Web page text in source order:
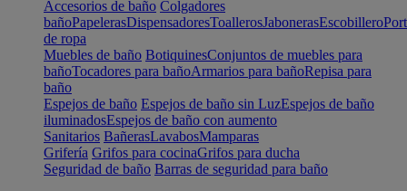
Accesorios de baño Colgadores
bañoPapelerasDispensadoresToallerosJabonerasEscobillero
de ropa
Muebles de baño BotiquinesConjuntos de muebles para
bañoTocadores para bañoArmarios para bañoRepisa para
baño
Espejos de baño Espejos de baño sin LuzEspejos de baño
iluminadosEspejos de baño con aumento
Sanitarios BañerasLavabosMamparas
Grifería Grifos para cocinaGrifos para ducha
Seguridad de baño Barras de seguridad para baño